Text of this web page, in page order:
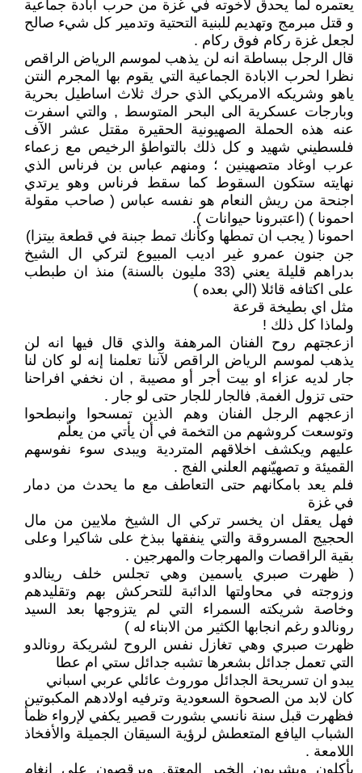
يعتمره لما يحدق لاخوته في غزة من حرب ابادة جماعية
و قتل مبرمج وتهديم للبنية التحتية وتدمير كل شيء صالح
لجعل غزة ركام فوق ركام .
قال الرجل ببساطة انه لن يذهب لموسم الرياض الراقص
نظرا لحرب الابادة الجماعية التي يقوم بها المجرم النتن
ياهو وشريكه الامريكي الذي حرك ثلاث اساطيل بحرية
وبارجات عسكرية الى البحر المتوسط , والتي اسفرت
عنه هذه الحملة الصهيونية الحقيرة مقتل عشر الآف
فلسطيني شهيد و كل ذلك بالتواطؤ الرخيص مع زعماء
عرب اوغاد متصهينين ؛ ومنهم عباس بن فرناس الذي
نهايته ستكون السقوط كما سقط فرناس وهو يرتدي
اجنحة من ريش النعام هو نفسه عباس ( صاحب مقولة
احمونا ) (اعتبرونا حيوانات ).
احمونا ( يجب ان تمطها وكأنك تمط جبنة في قطعة بيتزا)
جن جنون عمرو غير اديب المبيوع لتركي ال الشيخ
بدراهم قليلة يعني (33 مليون بالسنة) منذ ان طبطب
على اكتافه قائلا (الي بعده )
مثل اي بطيخة قرعة
ولماذا كل ذلك !
ازعجتهم روح الفنان المرهفة والذي قال فيها انه لن
يذهب لموسم الرياض الراقص لآننا تعلمنا إنه لو كان لنا
جار لديه عزاء او بيت أجر أو مصيبة , ان نخفي افراحنا
حتى تزول الغمة, فالجار للجار حتى لو جار .
ازعجهم الرجل الفنان وهم الذين تمسحوا وانبطحوا
وتوسعت كروشهم من التخمة في أن يأتي من يعلّم
عليهم ويكشف اخلاقهم المتردية ويبدى سوء نفوسهم
القميئة و تصهيّنهم العلني الفج .
فلم يعد بامكانهم حتى التعاطف مع ما يحدث من دمار
في غزة
فهل يعقل ان يخسر تركي ال الشيخ ملايين من مال
الحجيج المسروقة والتي ينفقها ببذخ على شاكيرا وعلى
بقية الراقصات والمهرجات والمهرجين .
( ظهرت صبري ياسمين وهي تجلس خلف رينالدو
وزوجته في محاولتها الدائبة للتحركش بهم وتقليدهم
وخاصة شريكته السمراء التي لم يتزوجها بعد السيد
رونالدو رغم انجابها الكثير من الابناء له )
ظهرت صبري وهي تغازل نفس الروح لشريكة رونالدو
التي تعمل جدائل بشعرها تشبه جدائل ستي ام عطا
يبدو ان تسريحة الجدائل موروث عائلي عربي اسباني
كان لابد من الصحوة السعودية وترفيه اولادهم المكبوتين
فظهرت قبل سنة نانسي بشورت قصير يكفي لإرواء ظمأ
الشباب اليافع المتعطش لرؤية السيقان الجميلة والأفخاذ
اللامعة .
يأكلون ويشربون الخمر المعتق ويرقصون على انغام